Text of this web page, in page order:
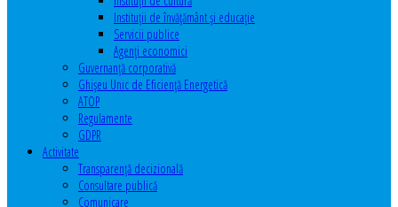
Instituţii de învăţământ şi educaţie
Servicii publice
Agenţi economici
Guvernanță corporativă
Ghişeu Unic de Eficienţă Energetică
ATOP
Regulamente
GDPR
Activitate
Transparenţă decizională
Consultare publică
Comunicare